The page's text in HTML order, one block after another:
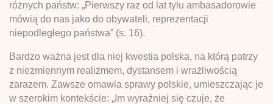
różnych państw: „Pierwszy raz od lat tylu ambasadorowie
mówią do nas jako do obywateli, reprezentacji
niepodległego państwa” (s. 16).
Bardzo ważna jest dla niej kwestia polska, na którą patrzy
z niezmiennym realizmem, dystansem i wrażliwością
zarazem. Zawsze omawia sprawy polskie, umieszczając je
w szerokim kontekście: „Im wyraźniej się czuje, że